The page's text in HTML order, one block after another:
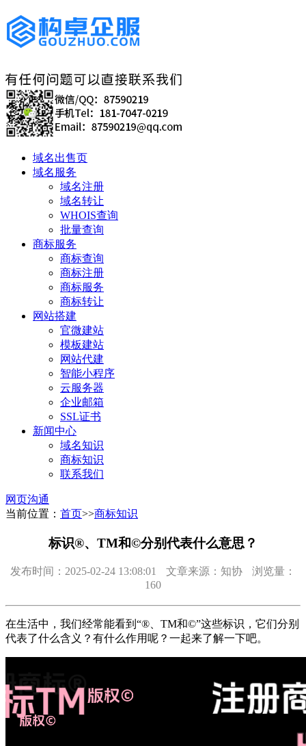
域名出售页
域名服务
域名注册
域名转让
WHOIS查询
批量查询
商标服务
商标查询
商标注册
商标服务
商标转让
网站搭建
官微建站
模板建站
网站代建
智能小程序
云服务器
企业邮箱
SSL证书
新闻中心
域名知识
商标知识
联系我们
网页沟通
当前位置： 首页>>商标知识
标识®、TM和©分别代表什么意思？
发布时间：2025-02-24 13:08:01 文章来源：知协
浏览量：
160
在生活中，我们经常能看到“®、TM和©”这些标识，它们分别
代表了什么含义？有什么作用呢？一起来了解一下吧。